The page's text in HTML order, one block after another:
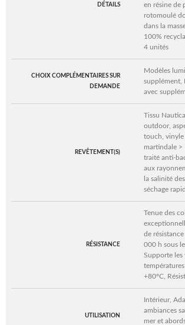
DÉTAILS
en résine de
rotomoulé
dans la
100%
4 unités
CHOIX COMPLÉMENTAIRES SUR
DEMANDE
Modèles
supplément,
avec
REVÊTEMENT(S)
Tissu
outdoor,
touch, vinyle
martindale >
traité anti-
aux
la salinité
séchage
RÉSISTANCE
Tenue des
de
000 h sous
Supporte les
+80°C,
UTILISATION
Intérieur,
ambiances
mer et